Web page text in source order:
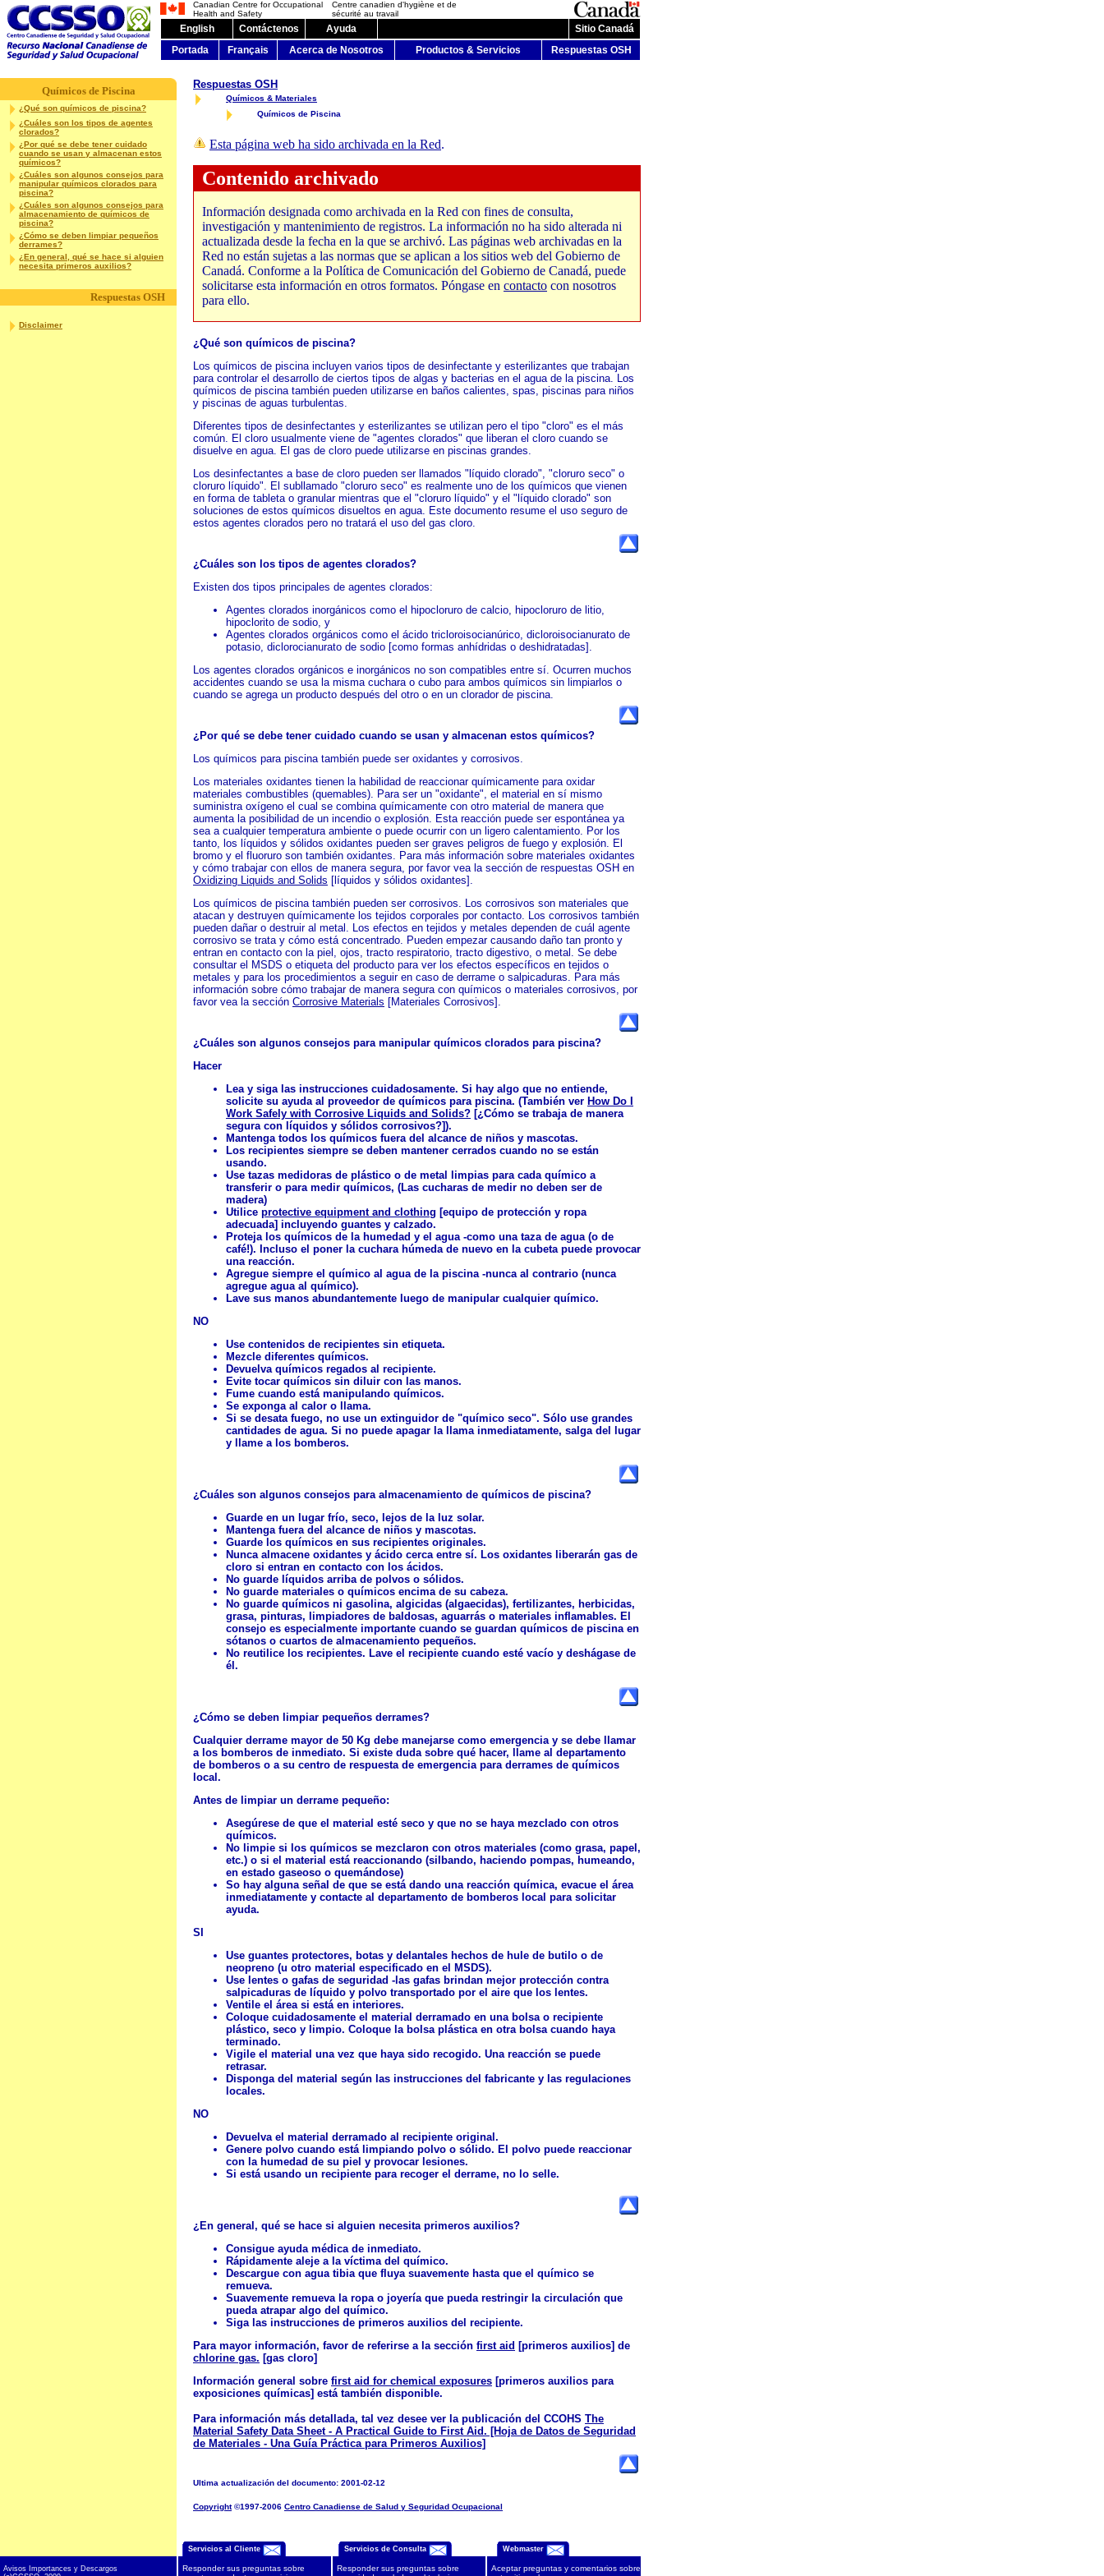
Canadian Centre for Occupational
Health and Safety
Centre canadien d'hygiène et de
sécurité au travail
English Contáctenos Ayuda
Sitio Canadá
Portada
Français Acerca de Nosotros Productos & Servicios Respuestas OSH
Químicos de Piscina
¿Qué son químicos de piscina?
¿Cuáles son los tipos de agentes
clorados?
¿Por qué se debe tener cuidado
cuando se usan y almacenan estos
químicos?
¿Cuáles son algunos consejos para
manipular químicos clorados para
piscina?
¿Cuáles son algunos consejos para
almacenamiento de químicos de
piscina?
¿Cómo se deben limpiar pequeños
derrames?
¿En general, qué se hace si alguien
necesita primeros auxilios?
Respuestas OSH
Disclaimer
Respuestas OSH
Químicos & Materiales
Químicos de Piscina
Esta página web ha sido archivada en la Red.
Contenido archivado
Información designada como archivada en la Red con fines de consulta,
investigación y mantenimiento de registros. La información no ha sido alterada ni
actualizada desde la fecha en la que se archivó. Las páginas web archivadas en la
Red no están sujetas a las normas que se aplican a los sitios web del Gobierno de
Canadá. Conforme a la Política de Comunicación del Gobierno de Canadá, puede
solicitarse esta información en otros formatos. Póngase en contacto con nosotros
para ello.
¿Qué son químicos de piscina?
Los químicos de piscina incluyen varios tipos de desinfectante y esterilizantes que trabajan
para controlar el desarrollo de ciertos tipos de algas y bacterias en el agua de la piscina. Los
químicos de piscina también pueden utilizarse en baños calientes, spas, piscinas para niños
y piscinas de aguas turbulentas.
Diferentes tipos de desinfectantes y esterilizantes se utilizan pero el tipo "cloro" es el más
común. El cloro usualmente viene de "agentes clorados" que liberan el cloro cuando se
disuelve en agua. El gas de cloro puede utilizarse en piscinas grandes.
Los desinfectantes a base de cloro pueden ser llamados "líquido clorado", "cloruro seco" o
cloruro líquido". El subllamado "cloruro seco" es realmente uno de los químicos que vienen
en forma de tableta o granular mientras que el "cloruro líquido" y el "líquido clorado" son
soluciones de estos químicos disueltos en agua. Este documento resume el uso seguro de
estos agentes clorados pero no tratará el uso del gas cloro.
¿Cuáles son los tipos de agentes clorados?
Existen dos tipos principales de agentes clorados:
Agentes clorados inorgánicos como el hipocloruro de calcio, hipocloruro de litio,
hipoclorito de sodio, y
Agentes clorados orgánicos como el ácido tricloroisocianúrico, dicloroisocianurato de
potasio, diclorocianurato de sodio [como formas anhídridas o deshidratadas].
Los agentes clorados orgánicos e inorgánicos no son compatibles entre sí. Ocurren muchos
accidentes cuando se usa la misma cuchara o cubo para ambos químicos sin limpiarlos o
cuando se agrega un producto después del otro o en un clorador de piscina.
¿Por qué se debe tener cuidado cuando se usan y almacenan estos químicos?
Los químicos para piscina también puede ser oxidantes y corrosivos.
Los materiales oxidantes tienen la habilidad de reaccionar químicamente para oxidar
materiales combustibles (quemables). Para ser un "oxidante", el material en sí mismo
suministra oxígeno el cual se combina químicamente con otro material de manera que
aumenta la posibilidad de un incendio o explosión. Esta reacción puede ser espontánea ya
sea a cualquier temperatura ambiente o puede ocurrir con un ligero calentamiento. Por los
tanto, los líquidos y sólidos oxidantes pueden ser graves peligros de fuego y explosión. El
bromo y el fluoruro son también oxidantes. Para más información sobre materiales oxidantes
y cómo trabajar con ellos de manera segura, por favor vea la sección de respuestas OSH en
Oxidizing Liquids and Solids [líquidos y sólidos oxidantes].
Los químicos de piscina también pueden ser corrosivos. Los corrosivos son materiales que
atacan y destruyen químicamente los tejidos corporales por contacto. Los corrosivos también
pueden dañar o destruir al metal. Los efectos en tejidos y metales dependen de cuál agente
corrosivo se trata y cómo está concentrado. Pueden empezar causando daño tan pronto y
entran en contacto con la piel, ojos, tracto respiratorio, tracto digestivo, o metal. Se debe
consultar el MSDS o etiqueta del producto para ver los efectos específicos en tejidos o
metales y para los procedimientos a seguir en caso de derrame o salpicaduras. Para más
información sobre cómo trabajar de manera segura con químicos o materiales corrosivos, por
favor vea la sección Corrosive Materials [Materiales Corrosivos].
¿Cuáles son algunos consejos para manipular químicos clorados para piscina?
Hacer
Lea y siga las instrucciones cuidadosamente. Si hay algo que no entiende,
solicite su ayuda al proveedor de químicos para piscina. (También ver How Do I
Work Safely with Corrosive Liquids and Solids? [¿Cómo se trabaja de manera
segura con líquidos y sólidos corrosivos?]).
Mantenga todos los químicos fuera del alcance de niños y mascotas.
Los recipientes siempre se deben mantener cerrados cuando no se están
usando.
Use tazas medidoras de plástico o de metal limpias para cada químico a
transferir o para medir químicos, (Las cucharas de medir no deben ser de
madera)
Utilice protective equipment and clothing [equipo de protección y ropa
adecuada] incluyendo guantes y calzado.
Proteja los químicos de la humedad y el agua -como una taza de agua (o de
café!). Incluso el poner la cuchara húmeda de nuevo en la cubeta puede provocar
una reacción.
Agregue siempre el químico al agua de la piscina -nunca al contrario (nunca
agregue agua al químico).
Lave sus manos abundantemente luego de manipular cualquier químico.
NO
Use contenidos de recipientes sin etiqueta.
Mezcle diferentes químicos.
Devuelva químicos regados al recipiente.
Evite tocar químicos sin diluir con las manos.
Fume cuando está manipulando químicos.
Se exponga al calor o llama.
Si se desata fuego, no use un extinguidor de "químico seco". Sólo use grandes
cantidades de agua. Si no puede apagar la llama inmediatamente, salga del lugar
y llame a los bomberos.
¿Cuáles son algunos consejos para almacenamiento de químicos de piscina?
Guarde en un lugar frío, seco, lejos de la luz solar.
Mantenga fuera del alcance de niños y mascotas.
Guarde los químicos en sus recipientes originales.
Nunca almacene oxidantes y ácido cerca entre sí. Los oxidantes liberarán gas de
cloro si entran en contacto con los ácidos.
No guarde líquidos arriba de polvos o sólidos.
No guarde materiales o químicos encima de su cabeza.
No guarde químicos ni gasolina, algicidas (algaecidas), fertilizantes, herbicidas,
grasa, pinturas, limpiadores de baldosas, aguarrás o materiales inflamables. El
consejo es especialmente importante cuando se guardan químicos de piscina en
sótanos o cuartos de almacenamiento pequeños.
No reutilice los recipientes. Lave el recipiente cuando esté vacío y deshágase de
él.
¿Cómo se deben limpiar pequeños derrames?
Cualquier derrame mayor de 50 Kg debe manejarse como emergencia y se debe llamar
a los bomberos de inmediato. Si existe duda sobre qué hacer, llame al departamento
de bomberos o a su centro de respuesta de emergencia para derrames de químicos
local.
Antes de limpiar un derrame pequeño:
Asegúrese de que el material esté seco y que no se haya mezclado con otros
químicos.
No limpie si los químicos se mezclaron con otros materiales (como grasa, papel,
etc.) o si el material está reaccionando (silbando, haciendo pompas, humeando,
en estado gaseoso o quemándose)
So hay alguna señal de que se está dando una reacción química, evacue el área
inmediatamente y contacte al departamento de bomberos local para solicitar
ayuda.
SI
Use guantes protectores, botas y delantales hechos de hule de butilo o de
neopreno (u otro material especificado en el MSDS).
Use lentes o gafas de seguridad -las gafas brindan mejor protección contra
salpicaduras de líquido y polvo transportado por el aire que los lentes.
Ventile el área si está en interiores.
Coloque cuidadosamente el material derramado en una bolsa o recipiente
plástico, seco y limpio. Coloque la bolsa plástica en otra bolsa cuando haya
terminado.
Vigile el material una vez que haya sido recogido. Una reacción se puede
retrasar.
Disponga del material según las instrucciones del fabricante y las regulaciones
locales.
NO
Devuelva el material derramado al recipiente original.
Genere polvo cuando está limpiando polvo o sólido. El polvo puede reaccionar
con la humedad de su piel y provocar lesiones.
Si está usando un recipiente para recoger el derrame, no lo selle.
¿En general, qué se hace si alguien necesita primeros auxilios?
Consigue ayuda médica de inmediato.
Rápidamente aleje a la víctima del químico.
Descargue con agua tibia que fluya suavemente hasta que el químico se
remueva.
Suavemente remueva la ropa o joyería que pueda restringir la circulación que
pueda atrapar algo del químico.
Siga las instrucciones de primeros auxilios del recipiente.
Para mayor información, favor de referirse a la sección first aid [primeros auxilios] de
chlorine gas. [gas cloro]
Información general sobre first aid for chemical exposures [primeros auxilios para
exposiciones químicas] está también disponible.
Para información más detallada, tal vez desee ver la publicación del CCOHS The
Material Safety Data Sheet - A Practical Guide to First Aid. [Hoja de Datos de Seguridad
de Materiales - Una Guía Práctica para Primeros Auxilios]
Ultima actualización del documento: 2001-02-12
Copyright©1997-2006 Centro Canadiense de Salud y Seguridad Ocupacional
Servicios al Cliente Servicios de Consulta Webmaster
Avisos Importances y Descargos
Responder sus preguntas sobre
Responder sus preguntas sobre
Aceptar preguntas y comentarios sobre